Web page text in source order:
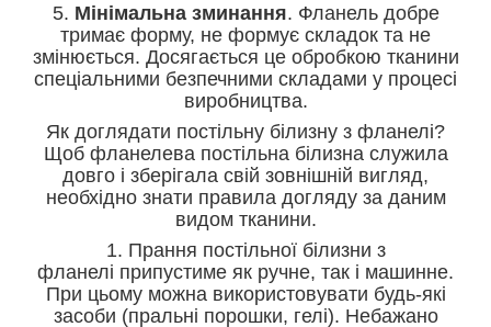
5. Мінімальна зминання. Фланель добре
тримає форму, не формує складок та не
змінюється. Досягається це обробкою тканини
спеціальними безпечними складами у процесі
виробництва.
Як доглядати постільну білизну з фланелі?
Щоб фланелева постільна білизна служила
довго і зберігала свій зовнішній вигляд,
необхідно знати правила догляду за даним
видом тканини.
1. Прання постільної білизни з
фланелі припустиме як ручне, так і машинне.
При цьому можна використовувати будь-які
засоби (пральні порошки, гелі). Небажано